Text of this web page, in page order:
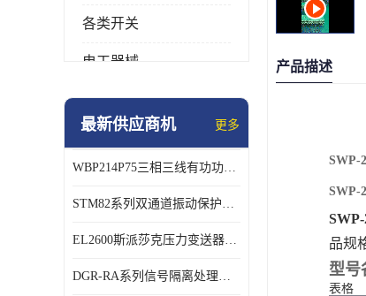
各类开关
电工器械
模块化产品
特殊用处传感器
特殊用途变送器
最新供应商机 更多
WBP214P75三相三线有功功率传感器鸿泰顺达产品稳定性好
STM82系列双通道振动保护表鸿泰产品技术规格
EL2600斯派莎克压力变送器技术规格
DGR-RA系列信号隔离处理器鸿泰产品技术规格
产品描述
SWP-
SWP-
品规
型号
表格